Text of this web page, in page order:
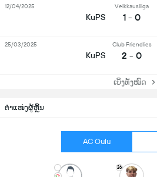
ຕຳແໜ່ງຜູ້ຫຼິ້ນ
AC Oulu
26
KuPS
Veikkausliiga
1 - 0
12/04/2025
KuPS
Club Friendlies
2 - 0
25/03/2025
ເບິ່ງທັງໝົດ